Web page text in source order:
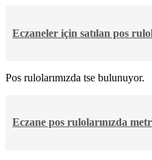
Eczaneler için satılan pos
Pos rulolarımızda tse bulunuyor.
Eczane pos rulolarınızda